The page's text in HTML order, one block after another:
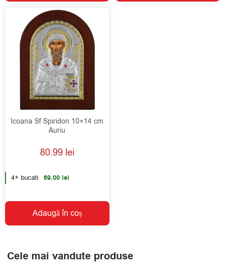
Icoana Sf Spiridon 10×14 cm
Auriu
80.99 lei
4+ bucati 69.00 lei
Adaugă în coș
Cele mai vandute produse